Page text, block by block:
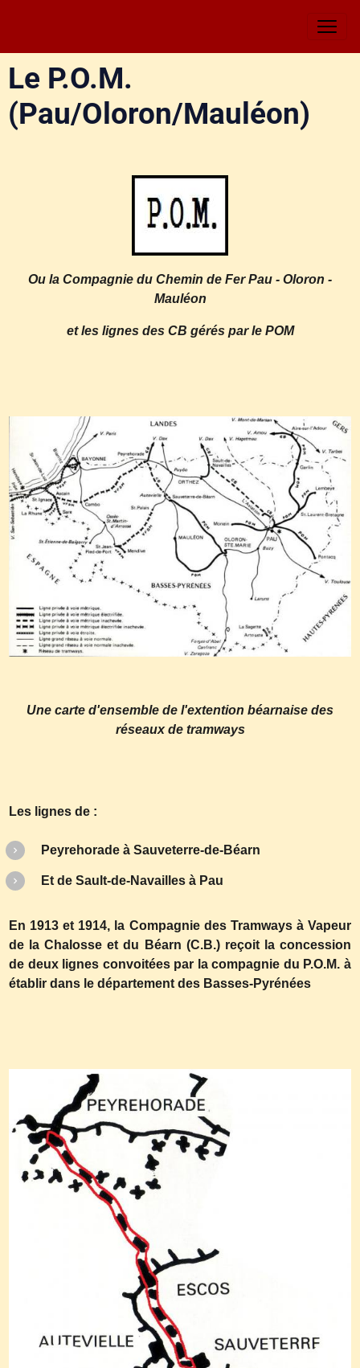
Le P.O.M.
(Pau/Oloron/Mauléon)
Ou la Compagnie du Chemin de Fer Pau - Oloron -
Mauléon
et les lignes des CB gérés par le POM
Une carte d'ensemble de l'extention béarnaise des
réseaux de tramways
Les lignes de :
Peyrehorade à Sauveterre-de-Béarn
Et de Sault-de-Navailles à Pau
En 1913 et 1914, la Compagnie des Tramways à Vapeur
de la Chalosse et du Béarn (C.B.) reçoit la concession
de deux lignes convoitées par la compagnie du P.O.M. à
établir dans le département des Basses-Pyrénées